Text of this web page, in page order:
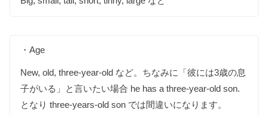
・Age
New, old, three-year-old など。ちなみに「彼には3歳の息
子がいる」と言いたい場合 he has a three-year-old son.
となり three-years-old son では間違いになります。